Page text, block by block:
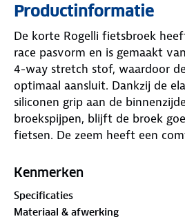
Productinformatie
De korte Rogelli fietsbroek
race pasvorm en is gemaakt
4-way stretch stof, waardoor
optimaal aansluit. Dankzij de
siliconen grip aan de
broekspijpen, blijft de broek
fietsen. De zeem heeft een
een beginnend fietser of wil je
de perfecte fietsbroek voor jou!
Kenmerken
Specificaties
Materiaal & afwerking